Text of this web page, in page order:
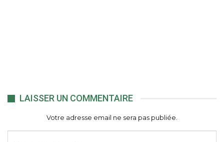
LAISSER UN COMMENTAIRE
Votre adresse email ne sera pas publiée.